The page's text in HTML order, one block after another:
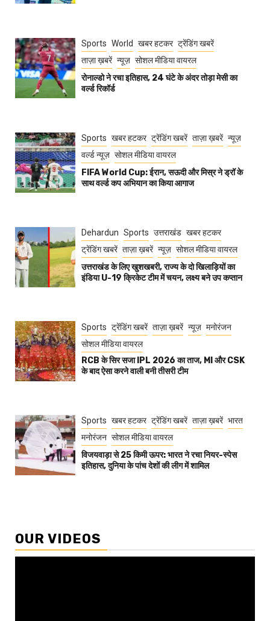
Sports World खबर हटकर ट्रेंडिंग खबरें
ताज़ा ख़बरें न्यूज़ सोशल मीडिया वायरल
रोनाल्डो ने रचा इतिहास, 24 घंटे के अंदर तोड़ा मेसी का
वर्ल्ड रिकॉर्ड
Sports खबर हटकर ट्रेंडिंग खबरें ताज़ा ख़बरें न्यूज़
वर्ल्ड न्यूज़ सोशल मीडिया वायरल
FIFA World Cup: ईरान, सऊदी और मिस्र ने ड्रॉ के
साथ वर्ल्ड कप अभियान का किया आगाज
Dehardun Sports उत्तराखंड खबर हटकर
ट्रेंडिंग खबरें ताज़ा ख़बरें न्यूज़ सोशल मीडिया वायरल
उत्तराखंड के लिए खुशखबरी, राज्य के दो खिलाड़ियों का
इंडिया U-19 क्रिकेट टीम में चयन, लक्ष्य बने उप कप्तान
Sports ट्रेंडिंग खबरें ताज़ा ख़बरें न्यूज़ मनोरंजन
सोशल मीडिया वायरल
RCB के सिर सजा IPL 2026 का ताज, MI और CSK
के बाद ऐसा करने वाली बनी तीसरी टीम
Sports खबर हटकर ट्रेंडिंग खबरें ताज़ा ख़बरें भारत
मनोरंजन सोशल मीडिया वायरल
विजयवाड़ा से 25 किमी ऊपर: भारत ने रचा नियर-स्पेस
इतिहास, दुनिया के पांच देशों की लीग में शामिल
OUR VIDEOS